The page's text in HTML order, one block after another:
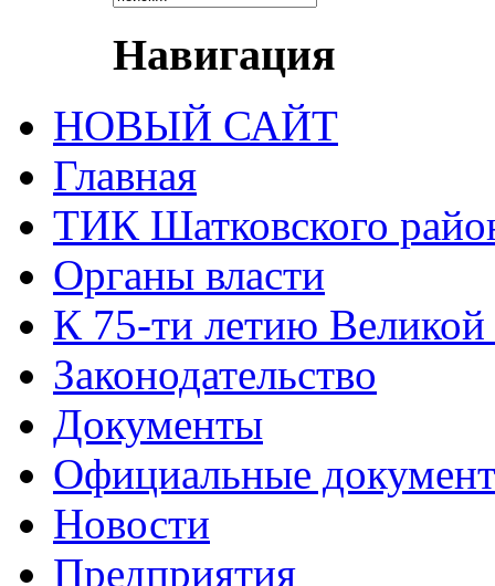
Навигация
НОВЫЙ САЙТ
Главная
ТИК Шатковского
Органы власти
К 75-ти летию
Законодательство
Документы
Официальные
Новости
Предприятия